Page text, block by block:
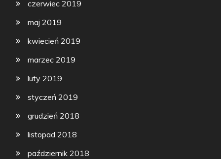
czerwiec 2019
maj 2019
kwiecień 2019
marzec 2019
luty 2019
styczeń 2019
grudzień 2018
listopad 2018
październik 2018